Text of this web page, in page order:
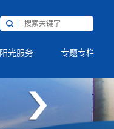
阳光服务 专题专栏